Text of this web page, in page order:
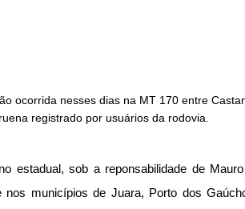
ocorrida nesses dias na MT 170 entre
registrado por usuários da rodovia.
estadual, sob a reponsabilidade de
nos municípios de Juara, Porto dos